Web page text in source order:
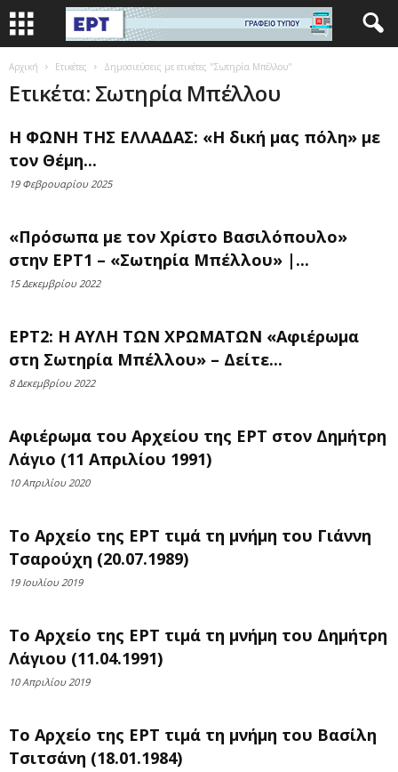
Αρχική Ετικέτες Δημοσιεύσεις με ετικέτες "Σωτηρία Μπέλλου"
Ετικέτα: Σωτηρία Μπέλλου
Η ΦΩΝΗ ΤΗΣ ΕΛΛΑΔΑΣ: «Η δική μας πόλη» με
τον Θέμη...
19 Φεβρουαρίου 2025
«Πρόσωπα με τον Χρίστο Βασιλόπουλο»
στην ΕΡΤ1 – «Σωτηρία Μπέλλου» |...
15 Δεκεμβρίου 2022
ΕΡΤ2: Η ΑΥΛΗ ΤΩΝ ΧΡΩΜΑΤΩΝ «Αφιέρωμα
στη Σωτηρία Μπέλλου» – Δείτε...
8 Δεκεμβρίου 2022
Αφιέρωμα του Αρχείου της ΕΡΤ στον Δημήτρη
Λάγιο (11 Απριλίου 1991)
10 Απριλίου 2020
Το Αρχείο της ΕΡΤ τιμά τη μνήμη του Γιάννη
Τσαρούχη (20.07.1989)
19 Ιουλίου 2019
Το Αρχείο της ΕΡΤ τιμά τη μνήμη του Δημήτρη
Λάγιου (11.04.1991)
10 Απριλίου 2019
Το Αρχείο της ΕΡΤ τιμά τη μνήμη του Βασίλη
Τσιτσάνη (18.01.1984)